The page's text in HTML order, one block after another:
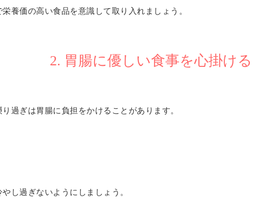
養価の高い食品を意識して取り入れましょう。
2. 胃腸に優しい食事を心掛ける
過ぎは胃腸に負担をかけることがあります。
し過ぎないようにしましょう。